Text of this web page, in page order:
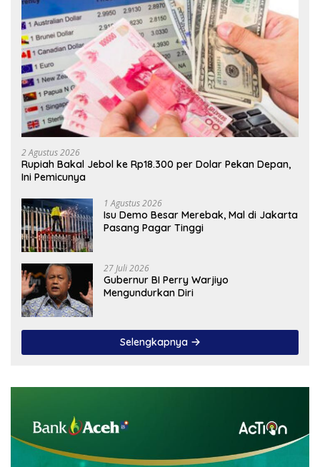
2 Agustus 2026
Rupiah Bakal Jebol ke Rp18.300 per Dolar Pekan Depan,
Ini Pemicunya
1 Agustus 2026
Isu Demo Besar Merebak, Mal di Jakarta
Pasang Pagar Tinggi
27 Juli 2026
Gubernur BI Perry Warjiyo
Mengundurkan Diri
Selengkapnya